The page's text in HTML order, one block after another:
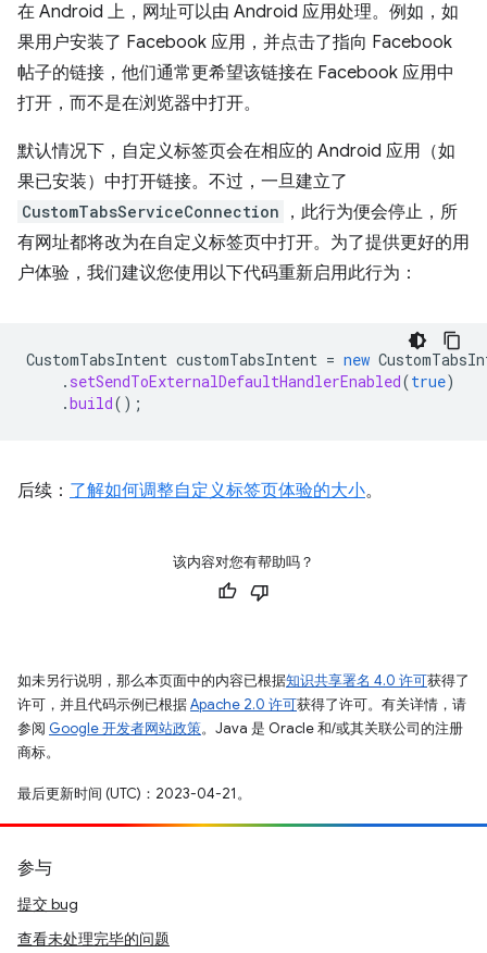
在 Android 上，网址可以由 Android 应用处理。例如，如
果用户安装了 Facebook 应用，并点击了指向 Facebook
帖子的链接，他们通常更希望该链接在 Facebook 应用中
打开，而不是在浏览器中打开。
默认情况下，自定义标签页会在相应的 Android 应用（如
果已安装）中打开链接。不过，一旦建立了
CustomTabsServiceConnection
，此行为便会停止，所
有网址都将改为在自定义标签页中打开。为了提供更好的用
户体验，我们建议您使用以下代码重新启用此行为：
CustomTabsIntent customTabsIntent = new
. setSendToExternalDefaultHandlerEnabled(true)
.build();
后续： 了解如何调整自定义标签页体验的大小。
该内容对您有帮助吗？
如未另行说明，那么本页面中的内容已根据知识共享署名 4.0 许可获得了
许可，并且代码示例已根据Apache 2.0 许可获得了许可。有关详情，请
参阅 Google 开发者网站政策。Java 是 Oracle 和/或其关联公司的注册
商标。
最后更新时间 (UTC)：2023-04-21。
参与
提交 bug
查看未处理完毕的问题